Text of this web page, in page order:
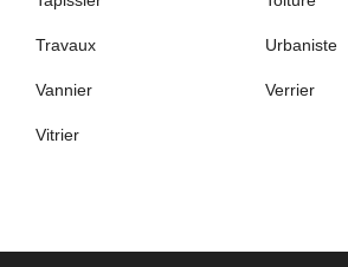
Travaux Urbaniste
Vannier Verrier
Vitrier